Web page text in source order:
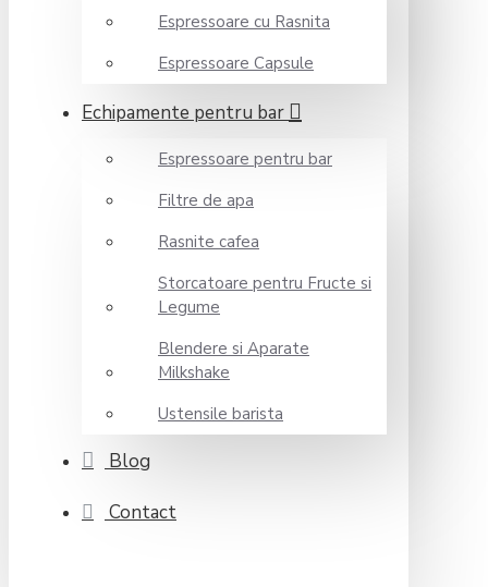
Espressoare cu Rasnita
Espressoare Capsule
Echipamente pentru bar
Espressoare pentru bar
Filtre de apa
Rasnite cafea
Storcatoare pentru Fructe si
Legume
Blendere si Aparate
Milkshake
Ustensile barista
Blog
Contact